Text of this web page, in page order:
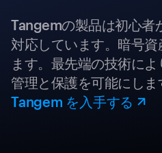
Tangemの製品は初心者
対応しています。暗号
ます。最先端の技術に
管理と保護を可能にしま
Tangem を入手する